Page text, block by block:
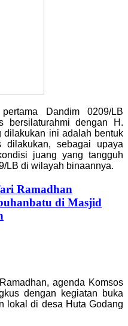
Dandim 0209/LB
bersilaturahmi dengan H.
dilakukan ini adalah bentuk
dilakukan, sebagai upaya
juang yang tangguh
LB di wilayah binaannya.
Ramadhan
di Masjid
agenda Komsos
dengan kegiatan buka
lokal di desa Huta Godang